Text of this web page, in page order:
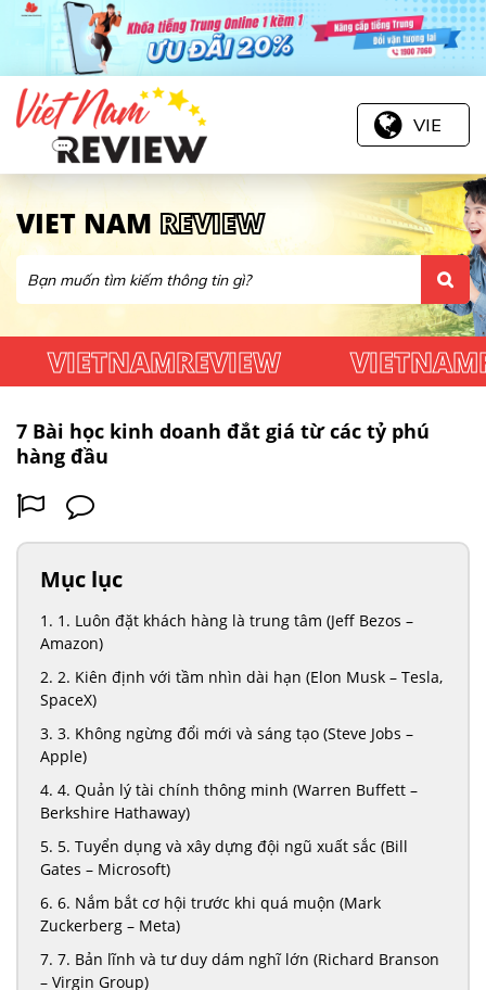
VIE
VIET NAM REVIEW
7 Bài học kinh doanh đắt giá từ các tỷ phú
hàng đầu
Mục lục
1. Luôn đặt khách hàng là trung tâm (Jeff Bezos –
Amazon)
2. Kiên định với tầm nhìn dài hạn (Elon Musk – Tesla,
SpaceX)
3. Không ngừng đổi mới và sáng tạo (Steve Jobs –
Apple)
4. Quản lý tài chính thông minh (Warren Buffett –
Berkshire Hathaway)
5. Tuyển dụng và xây dựng đội ngũ xuất sắc (Bill
Gates – Microsoft)
6. Nắm bắt cơ hội trước khi quá muộn (Mark
Zuckerberg – Meta)
7. Bản lĩnh và tư duy dám nghĩ lớn (Richard Branson
– Virgin Group)